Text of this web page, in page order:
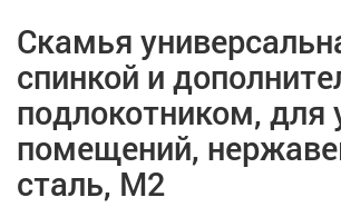
Скамья
спинкой и
подлокотником, для
помещений,
сталь, М2